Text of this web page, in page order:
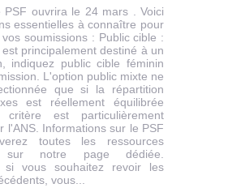
PSF ouvrira le 24 mars . Voici
essentielles à connaître pour
soumissions : Public cible :
principalement destiné à un
indiquez public cible féminin
L'option public mixte ne
que si la répartition
est réellement équilibrée
est particulièrement
l'ANS. Informations sur le PSF
toutes les ressources
sur notre page dédiée.
si vous souhaitez revoir les
vous...